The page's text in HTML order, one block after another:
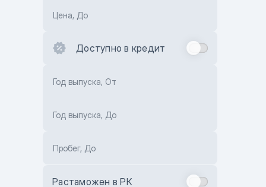
Цена, До
Доступно в кредит
Год выпуска, От
Год выпуска, До
Пробег, До
Растаможен в РК